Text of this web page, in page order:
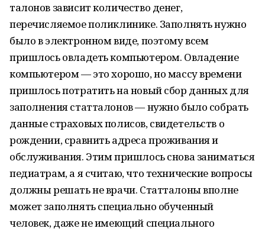
талонов зависит количество денег,
перечисляемое поликлинике. Заполнять нужно
было в электронном виде, поэтому всем
пришлось овладеть компьютером. Овладение
компьютером — это хорошо, но массу времени
пришлось потратить на новый сбор данных для
заполнения статталонов — нужно было собрать
данные страховых полисов, свидетельств о
рождении, сравнить адреса проживания и
обслуживания. Этим пришлось снова заниматься
педиатрам, а я считаю, что технические вопросы
должны решать не врачи. Статталоны вполне
может заполнять специально обученный
человек, даже не имеющий специального